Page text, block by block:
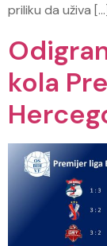
priliku da uživa
kola